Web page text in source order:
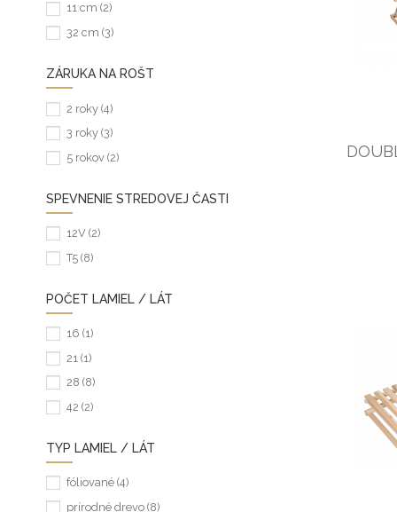
11 cm (2)
32 cm (3)
ZÁRUKA NA ROŠT
2 roky (4)
3 roky (3)
5 rokov (2)
SPEVNENIE STREDOVEJ ČASTI
12V (2)
T5 (8)
POČET LAMIEL / LÁT
16 (1)
21 (1)
28 (8)
42 (2)
TYP LAMIEL / LÁT
fóliované (4)
prírodné drevo (8)